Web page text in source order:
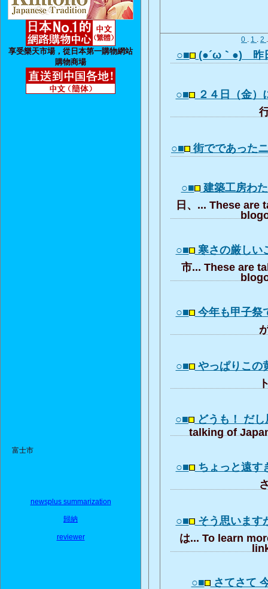
享受樂天市場，從日本第一購物網站
購物商場
富士市
newsplus summarization
歸納
reviewer
0 . 1 . 2
○■ (●´ω｀●)ゞ
○■ ２４日（金
○■ 街でであった
○■ 建築工房わ
日、... These are
○■ 寒さの厳し
市... These are
○■ 今年も甲子
○■ やっぱりこ
○■ どうも！ だ
talking of
○■ ちょっと遠
○■ そう思いま
は... To learn
○■ さてさて